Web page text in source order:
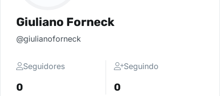
Giuliano Forneck
@giulianoforneck
Seguidores
0
Seguindo
0